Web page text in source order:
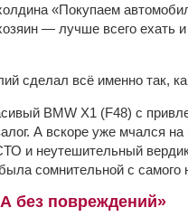
«Покупаем
— лучше всего
сделал всё именно так,
BMW X1 (F48) с
А вскоре уже мчался
и неутешительный
сомнительной с самого
без повреждений»